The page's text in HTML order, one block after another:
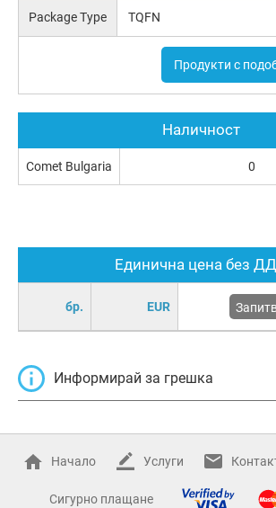
Package Type TQFN
Продукти с
Единична цена без
бр. EUR
Информирай за грешка
Наличност
Comet Bulgaria 0
Начало Услуги
Сигурно плащане